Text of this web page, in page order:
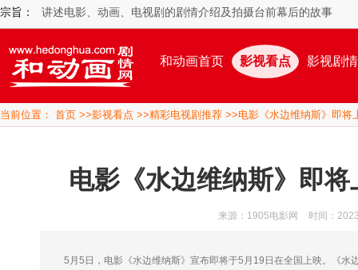
宗旨： 讲述电影、动画、电视剧的剧情介绍及拍摄台前幕后的故事
和动画首页 影视看点 影视剧情
当前位置： 首页 >>影视看点 >>精彩电视剧推荐 >>电影《水边维纳斯》即将
电影《水边维纳斯》即
来源：1905电影网 时间：
5月5日，电影《水边维纳斯》宣布即将于5月19日在全国上映。《